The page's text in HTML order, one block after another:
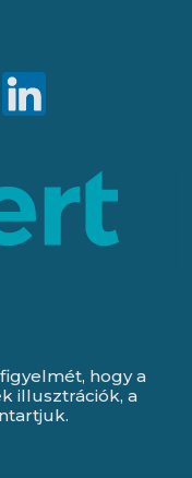
hogy a
illusztrációk, a